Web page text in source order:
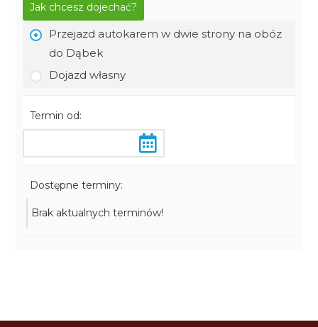
Jak chcesz dojechać?
Przejazd autokarem w dwie strony na obóz
do Dąbek
Dojazd własny
Termin od:
Dostępne terminy:
Brak aktualnych terminów!